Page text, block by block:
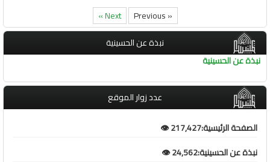
« Previous
Next »
نبذة عن الحسينية
نبذة عن الحسينية
عدد زوار الموقع
الصفحة الرئيسية:217,427 👁️
نبذة عن الحسينية:24,562 👁️